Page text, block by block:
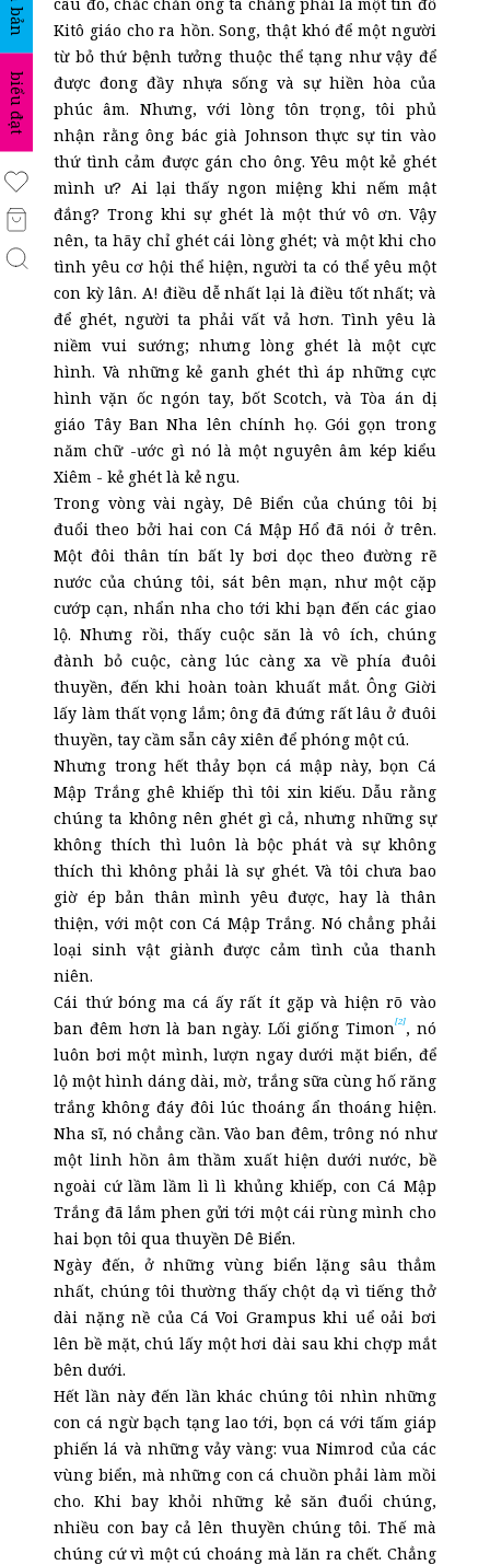
biểu đạt
Kitô giáo cho ra hồn. Song, thật khó để một người
từ bỏ thứ bệnh tưởng thuộc thể tạng như vậy để
được đong đầy nhựa sống và sự hiền hòa của
phúc âm. Nhưng, với lòng tôn trọng, tôi phủ
nhận rằng ông bác già Johnson thực sự tin vào
thứ tình cảm được gán cho ông. Yêu một kẻ ghét
mình ư? Ai lại thấy ngon miệng khi nếm mật
đắng? Trong khi sự ghét là một thứ vô ơn. Vậy
nên, ta hãy chỉ ghét cái lòng ghét; và một khi cho
tình yêu cơ hội thể hiện, người ta có thể yêu một
con kỳ lân. A! điều dễ nhất lại là điều tốt nhất; và
để ghét, người ta phải vất vả hơn. Tình yêu là
niềm vui sướng; nhưng lòng ghét là một cực
hình. Và những kẻ ganh ghét thì áp những cực
hình vặn ốc ngón tay, bốt Scotch, và Tòa án dị
giáo Tây Ban Nha lên chính họ. Gói gọn trong
năm chữ -ước gì nó là một nguyên âm kép kiểu
Xiêm - kẻ ghét là kẻ ngu.
Trong vòng vài ngày, Dê Biển của chúng tôi bị
đuổi theo bởi hai con Cá Mập Hổ đã nói ở trên.
Một đôi thân tín bất ly bơi dọc theo đường rẽ
nước của chúng tôi, sát bên mạn, như một cặp
cướp cạn, nhẩn nha cho tới khi bạn đến các giao
lộ. Nhưng rồi, thấy cuộc săn là vô ích, chúng
đành bỏ cuộc, càng lúc càng xa về phía đuôi
thuyền, đến khi hoàn toàn khuất mắt. Ông Giời
lấy làm thất vọng lắm; ông đã đứng rất lâu ở đuôi
thuyền, tay cầm sẵn cây xiên để phóng một cú.
Nhưng trong hết thảy bọn cá mập này, bọn Cá
Mập Trắng ghê khiếp thì tôi xin kiếu. Dẫu rằng
chúng ta không nên ghét gì cả, nhưng những sự
không thích thì luôn là bộc phát và sự không
thích thì không phải là sự ghét. Và tôi chưa bao
giờ ép bản thân mình yêu được, hay là thân
thiện, với một con Cá Mập Trắng. Nó chẳng phải
loại sinh vật giành được cảm tình của thanh
niên.
Cái thứ bóng ma cá ấy rất ít gặp và hiện rõ vào
ban đêm hơn là ban ngày. Lối giống Timon[2], nó
luôn bơi một mình, lượn ngay dưới mặt biển, để
lộ một hình dáng dài, mờ, trắng sữa cùng hố răng
trắng không đáy đôi lúc thoáng ẩn thoáng hiện.
Nha sĩ, nó chẳng cần. Vào ban đêm, trông nó như
một linh hồn âm thầm xuất hiện dưới nước, bề
ngoài cứ lầm lầm lì lì khủng khiếp, con Cá Mập
Trắng đã lắm phen gửi tới một cái rùng mình cho
hai bọn tôi qua thuyền Dê Biển.
Ngày đến, ở những vùng biển lặng sâu thẳm
nhất, chúng tôi thường thấy chột dạ vì tiếng thở
dài nặng nề của Cá Voi Grampus khi uể oải bơi
lên bề mặt, chú lấy một hơi dài sau khi chợp mắt
bên dưới.
Hết lần này đến lần khác chúng tôi nhìn những
con cá ngừ bạch tạng lao tới, bọn cá với tấm giáp
phiến lá và những vảy vàng: vua Nimrod của các
vùng biển, mà những con cá chuồn phải làm mồi
cho. Khi bay khỏi những kẻ săn đuổi chúng,
nhiều con bay cả lên thuyền chúng tôi. Thế mà
chúng cứ vì một cú choáng mà lăn ra chết. Chẳng